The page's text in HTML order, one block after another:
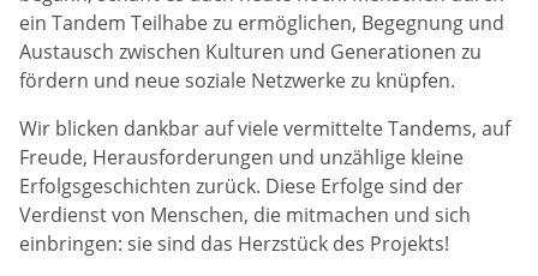
ein Tandem Teilhabe zu ermöglichen, Begegnung und
Austausch zwischen Kulturen und Generationen zu
fördern und neue soziale Netzwerke zu knüpfen.
Wir blicken dankbar auf viele vermittelte Tandems, auf
Freude, Herausforderungen und unzählige kleine
Erfolgsgeschichten zurück. Diese Erfolge sind der
Verdienst von Menschen, die mitmachen und sich
einbringen: sie sind das Herzstück des Projekts!